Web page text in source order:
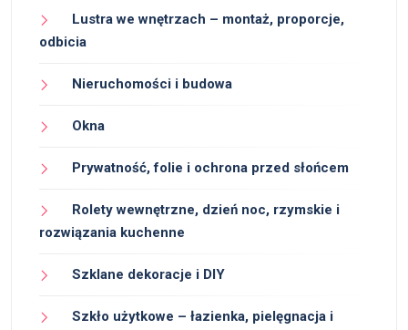
Lustra we wnętrzach – montaż, proporcje,
odbicia
Nieruchomości i budowa
Okna
Prywatność, folie i ochrona przed słońcem
Rolety wewnętrzne, dzień noc, rzymskie i
rozwiązania kuchenne
Szklane dekoracje i DIY
Szkło użytkowe – łazienka, pielęgnacja i